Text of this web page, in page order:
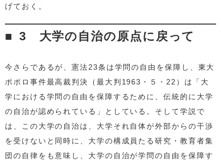
げておく。
3 大学の自治の原点に戻って
今さらであるが、憲法23条は学問の自由を保障し、東大
ポポロ事件最高裁判決（最大判1963・５・22）は「大
学における学問の自由を保障するために、伝統的に大学
の自治が認められている」としている。そして学説で
は、この大学の自治は、大学それ自体が外部からの干渉
を受けないと同時に、大学の構成員たる研究・教育者集
団の自律をも意味し、大学の自治が学問の自由を保障す